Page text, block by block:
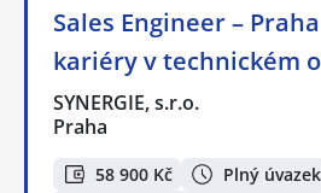
Sales Engineer –
kariéry v technickém
SYNERGIE, s.r.o.
Praha
58 900 Kč
Plný úvazek